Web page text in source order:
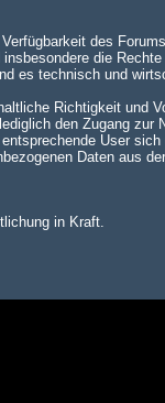
des
die
es technisch und
Richtigkeit und
den Zugang
User
Daten aus
in Kraft.